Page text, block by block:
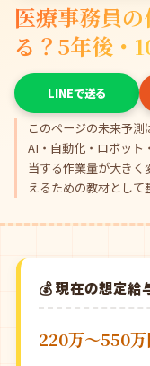
医療事務員
る？5年後・
LINEで送る
このページの未来予測
AI・自動化・ロボット
当する作業量が大き
えるための教材として
💰 現在の想定給
220万〜550万